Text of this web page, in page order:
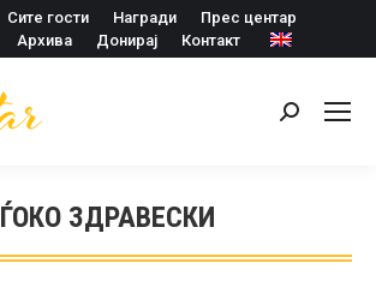
Сите гости Награди
Прес центар
Архива Донирај Контакт
Search:
ЃОКО ЗДРАВЕСКИ